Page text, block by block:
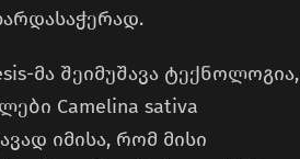
მა შეიმუშავა ტექნოლოგია,
Camelina sativa
იმისა, რომ მისი